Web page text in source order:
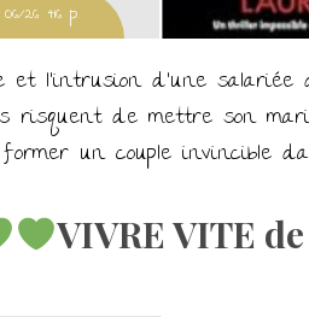
26 416 p.
et l’intrusion d’une
risquent de mettre son
un couple invincible
VIVRE VITE